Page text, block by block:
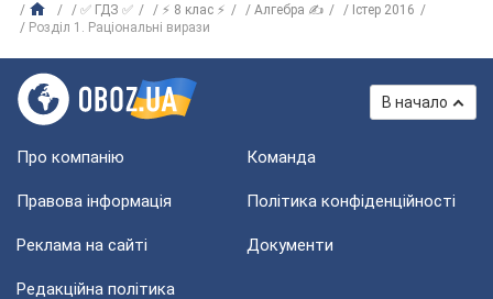
✅ ГДЗ ✅ ⚡ 8 клас ⚡ Алгебра ✍
Істер 2016
Розділ 1. Раціональні вирази
В начало
Про компанію Команда
Правова інформація Політика конфіденційності
Реклама на сайті Документи
Редакційна політика